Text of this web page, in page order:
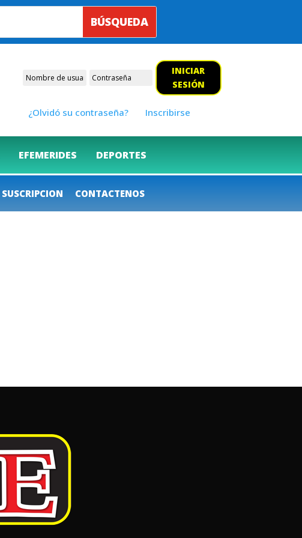
INICIAR
SESIÓN
¿Olvidó su contraseña? Inscribirse
EFEMERIDES DEPORTES
SUSCRIPCION CONTACTENOS